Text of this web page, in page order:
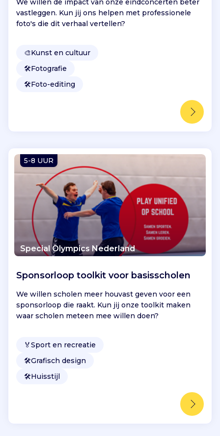
We willen de impact van onze eindconcerten beter
vastleggen. Kun jij ons helpen met professionele
foto's die dit verhaal vertellen?
🎨Kunst en cultuur
🛠️Fotografie
🛠️Foto-editing
5-8 UUR
Special Olympics Nederland
Sponsorloop toolkit voor basisscholen
We willen scholen meer houvast geven voor een
sponsorloop die raakt. Kun jij onze toolkit maken
waar scholen meteen mee willen doen?
🏅Sport en recreatie
🛠️Grafisch design
🛠️Huisstijl